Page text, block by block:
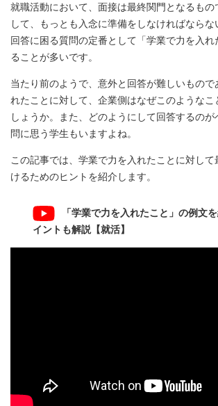
就職活動において、面接は最終関門となるもの
して、もっとも入念に準備をしなければならな
回答に困る質問の定番として「学業で力を入
ることが多いです。
当たり前のようで、意外と回答が難しいもので
れたことに対して、企業側はなぜこのようなこ
しょうか。また、どのようにして回答するの
問に思う学生もいますよね。
この記事では、学業で力を入れたことに対して
けるためのヒントを紹介します。
「学業で力を入れたこと」の例文
イントも解説【就活】